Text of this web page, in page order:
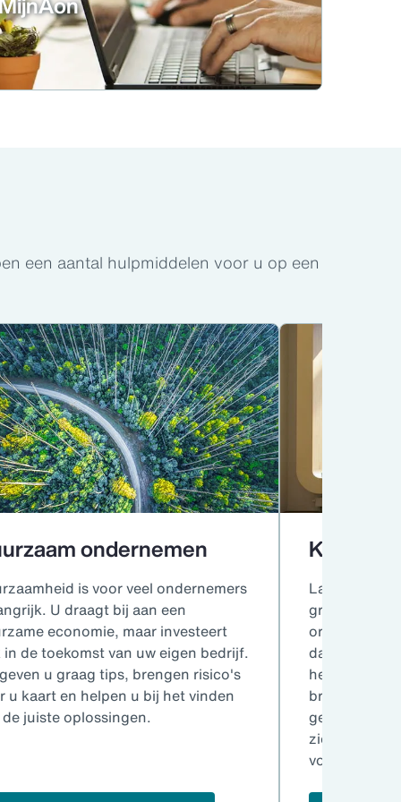
een aantal hulpmiddelen voor u op een
ondernemen
is voor veel ondernemers
U draagt bij aan een
economie, maar investeert
de toekomst van uw eigen bedrijf.
u graag tips, brengen risico's
u kaart en helpen u bij het vinden
juiste oplossingen.
Krijg
Langdurige
grote
organisatie.
daarom zo
hebben. Wij
brengen van
geven u
voorkomen.